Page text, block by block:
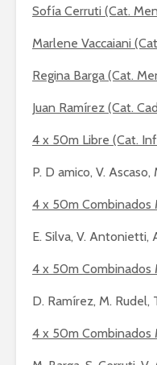
Sofía Cerruti (Cat.
Marlene Vaccaiani
Regina Barga (Cat.
Juan Ramírez (Cat.
4 x 50m Libre (Cat.
P. D amico, V.
4 x 50m Combinados
E. Silva, V. Antonietti,
4 x 50m Combinados
D. Ramírez, M. Rudel,
4 x 50m Combinados